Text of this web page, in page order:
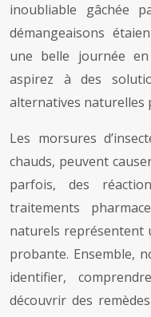
inoubliable gâchée
démangeaisons
une belle journée
aspirez à des
alternatives naturelles
Les morsures
chauds, peuvent
parfois, des
traitements
naturels représentent
probante. Ensemble,
identifier,
découvrir des